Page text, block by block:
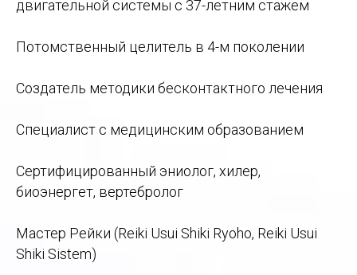
двигательной системы с 37-летним стажем
Потомственный целитель в 4-м поколении
Создатель методики бесконтактного лечения
Специалист с медицинским образованием
Сертифицированный эниолог, хилер,
биоэнергет, вертебролог
Мастер Рейки (Reiki Usui Shiki Ryoho, Reiki Usui
Shiki Sistem)